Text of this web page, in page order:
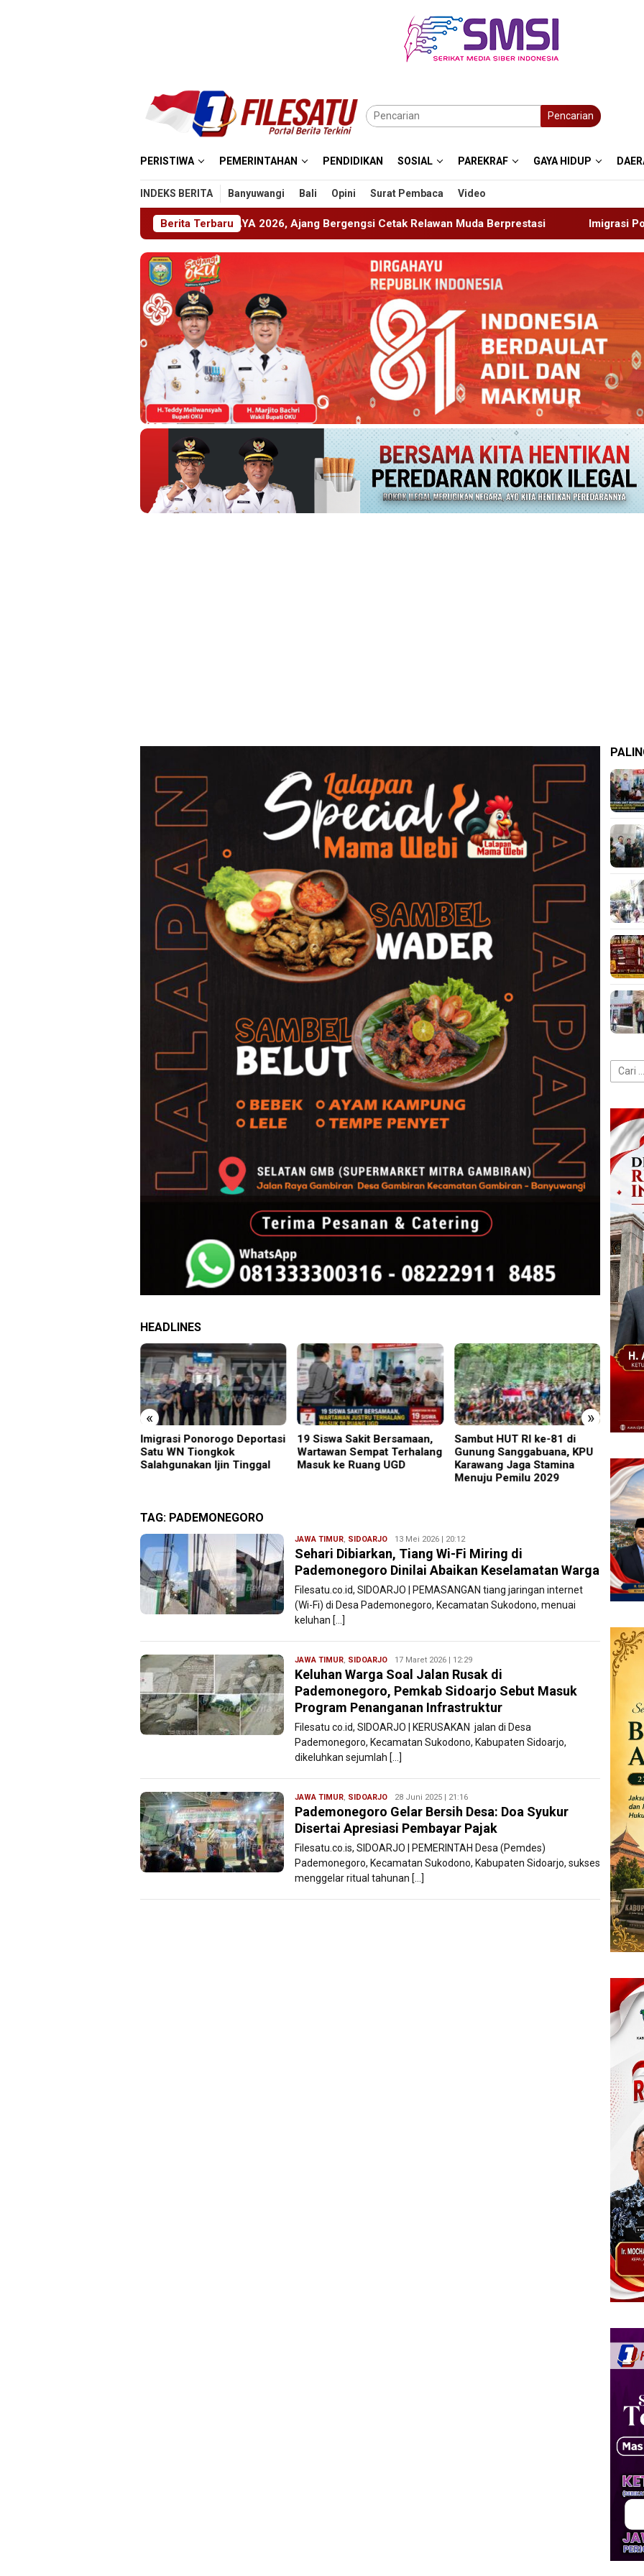
Pencarian
PERISTIWA PEMERINTAHAN PENDIDIKAN SOSIAL PAREKRAF GAYA HIDUP
INDEKS BERITA Banyuwangi Bali Opini Surat Pembaca Video
Berita Terbaru
Gelar ABHINAYA 2026, Ajang Bergengsi Cetak Relawan Muda Berprestasi Imigrasi Ponorogo Deportasi Satu
HEADLINES
« »
19 Siswa Sakit Bersamaan,
Wartawan Sempat Terhalang
Masuk ke Ruang UGD
Sambut HUT RI ke-81 di
Gunung Sanggabuana, KPU
Karawang Jaga Stamina
Perkenalkan Diri Lewat
Safari Jumat, Kapolres
Lumajang Ajak Warga Jaga
Kamtibmas
Ajang
TAG: PADEMONEGORO
JAWA TIMUR, SIDOARJO Ryan
Karawang
13 Mei 2026 | 20:12
Sehari Dibiarkan, Tiang Wi-Fi Miring di
Pademonegoro Dinilai Abaikan Keselamatan Warga
Filesatu.co.id, SIDOARJO | PEMASANGAN tiang jaringan internet
(Wi-Fi) di Desa Pademonegoro, Kecamatan Sukodono, menuai
keluhan […]
JAWA TIMUR, SIDOARJO Ryan
Karawang
17 Maret 2026 | 12:29
Keluhan Warga Soal Jalan Rusak di
Pademonegoro, Pemkab Sidoarjo Sebut Masuk
Program Penanganan Infrastruktur
Filesatu co.id, SIDOARJO | KERUSAKAN jalan di Desa
Pademonegoro, Kecamatan Sukodono, Kabupaten Sidoarjo,
dikeluhkan sejumlah […]
JAWA TIMUR, SIDOARJO Ryan
Karawang
28 Juni 2025 | 21:16
Pademonegoro Gelar Bersih Desa: Doa Syukur
Disertai Apresiasi Pembayar Pajak
Filesatu.co.is, SIDOARJO | PEMERINTAH Desa (Pemdes)
Pademonegoro, Kecamatan Sukodono, Kabupaten Sidoarjo, sukses
menggelar ritual tahunan […]
Cari
untuk: